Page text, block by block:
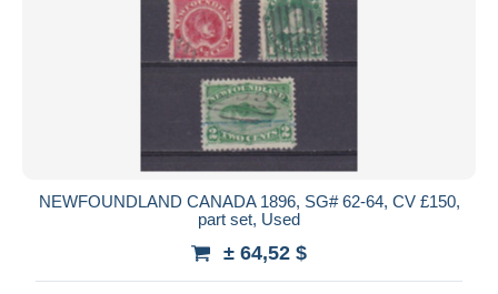
NEWFOUNDLAND CANADA 1896, SG# 62-64, CV £150,
part set, Used
± 64,52 $